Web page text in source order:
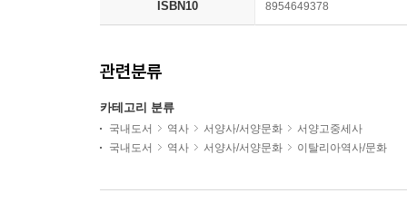
ISBN10 8954649378
관련분류
카테고리 분류
국내도서 역사 서양사/서양문화
서양고중세사
국내도서
역사 서양사/서양문화 이탈리아역사/문화